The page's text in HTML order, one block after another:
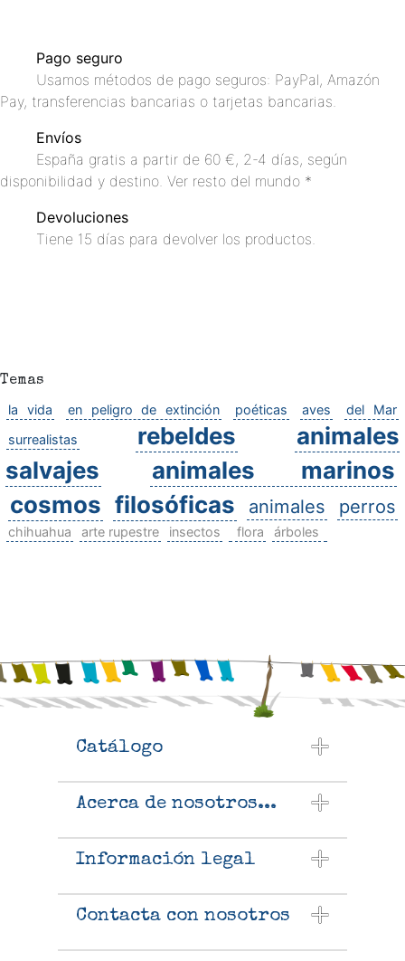
Pago seguro
Usamos métodos de pago seguros: PayPal, Amazón
Pay, transferencias bancarias o tarjetas bancarias.
Envíos
España gratis a partir de 60 €, 2-4 días, según
disponibilidad y destino. Ver resto del mundo *
Devoluciones
Tiene 15 días para devolver los productos.
Temas
la vida en peligro de extinción poéticas aves
del Mar
surrealistas
rebeldes
animales
salvajes
animales marinos
cosmos filosóficas animales perros
chihuahua arte rupestre insectos flora árboles
Catálogo
Acerca de nosotros...
Información legal
Contacta con nosotros